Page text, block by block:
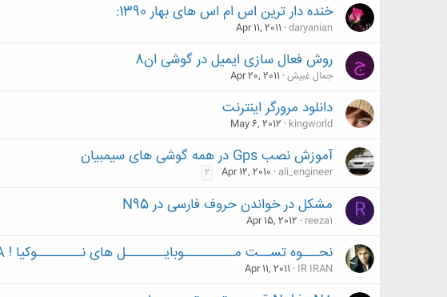
خنده دار ترین اس ام اس های بهار 1390:
daryanian
Apr 11, 2011
ج روش فعال سازی ایمیل در گوشی ان8
جمال غبیش Apr 20, 2011
دانلود مرورگر اینترنت
kingworld
May 6, 2012
آموزش نصب Gps در همه گوشی های سیمبیان
ali_engineer
Apr 12, 2010
2
R مشکل در خواندن حروف فارسی در N95
reeza1
Apr 15, 2012
نحـــوه تســت مـــــــــوبایـــــــل های نــــــــوکیا ! N O K I A
IR IRAN
Apr 11, 2011